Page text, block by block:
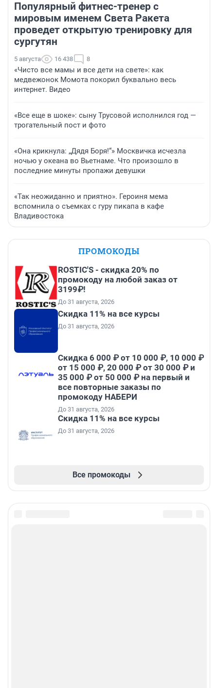
Популярный фитнес-тренер с
мировым именем Света Ракета
проведет открытую тренировку для
сургутян
5 августа 16 438 8
«Чисто все мамы и все дети на свете»: как
медвежонок Момота покорил буквально весь
интернет. Видео
«Все еще в шоке»: сыну Трусовой исполнился год —
трогательный пост и фото
«Она крикнула: „Дядя Боря!“» Москвичка исчезла
ночью у океана во Вьетнаме. Что произошло в
последние минуты пропажи девушки
«Так неожиданно и приятно». Героиня мема
вспомнила о съемках с гуру пикапа в кафе
Владивостока
ПРОМОКОДЫ
ROSTIC'S - скидка 20% по
промокоду на любой заказ от
3199₽!
До 31 августа, 2026
Скидка 11% на все курсы
До 31 августа, 2026
Скидка 6 000 ₽ от 10 000 ₽, 10 000 ₽
от 15 000 ₽, 20 000 ₽ от 30 000 ₽ и
35 000 ₽ от 50 000 ₽ на первый и
все повторные заказы по
промокоду НАБЕРИ
До 31 августа, 2026
Скидка 11% на все курсы
До 31 августа, 2026
Все промокоды